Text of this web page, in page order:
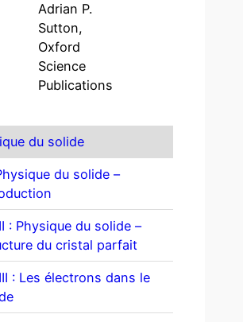
du solide
du solide –
: Physique du solide –
du cristal parfait
: Les électrons dans le
Adrian P.
Sutton,
Oxford
Science
Publications